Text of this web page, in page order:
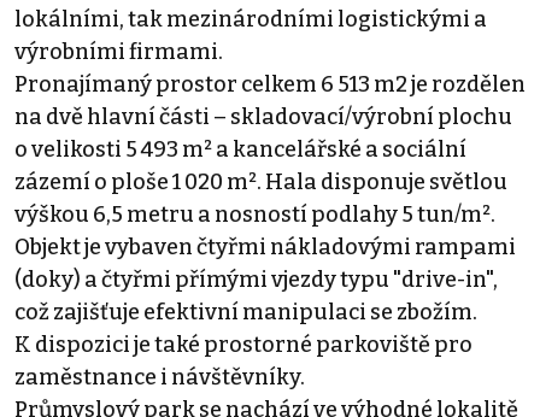
lokálními, tak mezinárodními logistickými a
výrobními firmami.
Pronajímaný prostor celkem 6 513 m2 je rozdělen
na dvě hlavní části – skladovací/výrobní plochu
o velikosti 5 493 m² a kancelářské a sociální
zázemí o ploše 1 020 m². Hala disponuje světlou
výškou 6,5 metru a nosností podlahy 5 tun/m².
Objekt je vybaven čtyřmi nákladovými rampami
(doky) a čtyřmi přímými vjezdy typu "drive-in",
což zajišťuje efektivní manipulaci se zbožím.
K dispozici je také prostorné parkoviště pro
zaměstnance i návštěvníky.
Průmyslový park se nachází ve výhodné lokalitě